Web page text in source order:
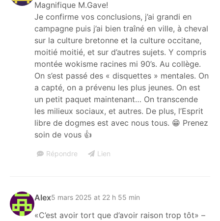
Magnifique M.Gave!
Je confirme vos conclusions, j’ai grandi en
campagne puis j’ai bien traîné en ville, à cheval
sur la culture bretonne et la culture occitane,
moitié moitié, et sur d’autres sujets. Y compris
montée wokisme racines mi 90’s. Au collège.
On s’est passé des « disquettes » mentales. On
a capté, on a prévenu les plus jeunes. On est
un petit paquet maintenant… On transcende
les milieux sociaux, et autres. De plus, l’Esprit
libre de dogmes est avec nous tous. 😁 Prenez
soin de vous 👍
Répondre Lien
Alex5 mars 2025 at 22 h 55 min
«C’est avoir tort que d’avoir raison trop tôt» –